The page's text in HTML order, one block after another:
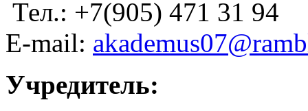
Тел.: +7(905) 471 31 94
E-mail:
Учредитель: